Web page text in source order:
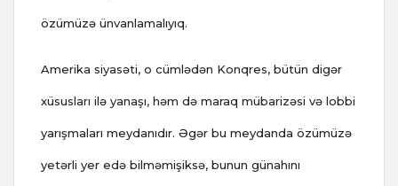
özümüzə ünvanlamalıyıq.
Amerika siyasəti, o cümlədən Konqres, bütün digər
xüsusları ilə yanaşı, həm də maraq mübarizəsi və lobbi
yarışmaları meydanıdır. Əgər bu meydanda özümüzə
yetərli yer edə bilməmişiksə, bunun günahını